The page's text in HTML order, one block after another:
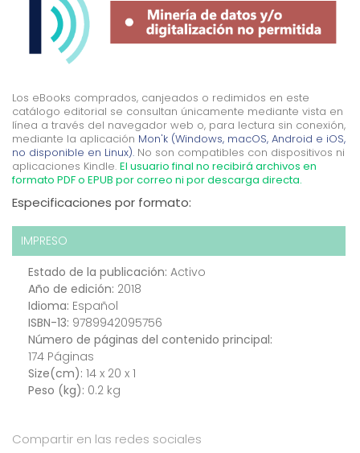
Los eBooks comprados, canjeados o redimidos en este
catálogo editorial se consultan únicamente mediante vista en
línea a través del navegador web o, para lectura sin conexión,
mediante la aplicación Mon'k (Windows, macOS, Android e iOS,
no disponible en Linux). No son compatibles con dispositivos ni
aplicaciones Kindle. El usuario final no recibirá archivos en
formato PDF o EPUB por correo ni por descarga directa.
Especificaciones por formato:
IMPRESO
Estado de la publicación: Activo
Año de edición: 2018
Idioma: Español
ISBN-13: 9789942095756
Número de páginas del contenido principal:
174 Páginas
Size(cm): 14 x 20 x 1
Peso (kg): 0.2 kg
Compartir en las redes sociales